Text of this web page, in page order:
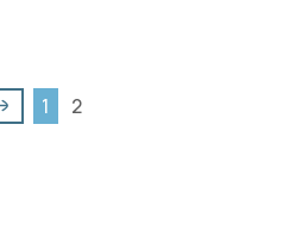
1 2